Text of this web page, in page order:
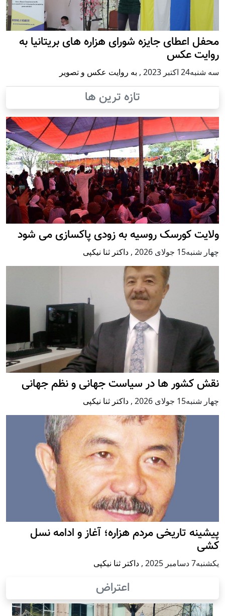
محفل اعطای جایزه شورای هزاره های بریتانیا به
روایت عکس
سه شنبه24 اكتبر 2023 , به روایت عکس و تصویر
تازه ترین ها
ولایت کورسک روسیه به زودی پاکسازی می شود
چهار شنبه15 جولای 2026 , داکتر ثنا نیکپی
نقش کشور ها در سیاست جهانی و نظم جهانی
چهار شنبه15 جولای 2026 , داکتر ثنا نیکپی
پيشينه تاريخی مردم هزاره؛ آغاز و ادامه نسل
کشی
يكشنبه7 دسامبر 2025 , داکتر ثنا نیکپی
اعتراض